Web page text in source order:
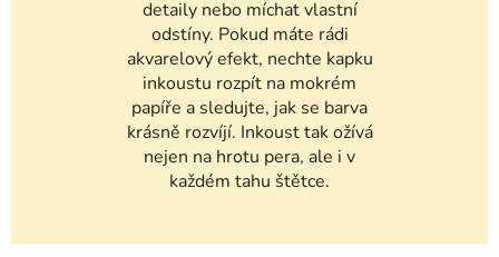
detaily nebo míchat vlastní
odstíny. Pokud máte rádi
akvarelový efekt, nechte kapku
inkoustu rozpít na mokrém
papíře a sledujte, jak se barva
krásně rozvíjí. Inkoust tak ožívá
nejen na hrotu pera, ale i v
každém tahu štětce.